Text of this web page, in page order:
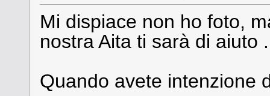
Mi dispiace non ho foto,
nostra Aita ti sarà di
Quando avete intenzione